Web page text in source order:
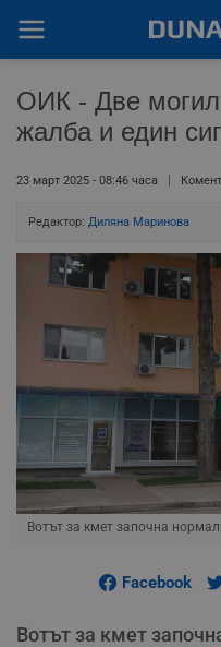
ОИК - Две
жалба и един
23 март 2025 - 08:46 часа
Редактор: Диляна Маринова
Вотът за кмет започна
Facebook
Вотът за кмет